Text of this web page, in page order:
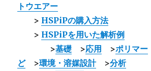
トウエアー
> HSPiPの購入方法
> HSPiPを用いた解析例
>基礎 >応用 >ポリマー
ど>環境・溶媒設計>分析